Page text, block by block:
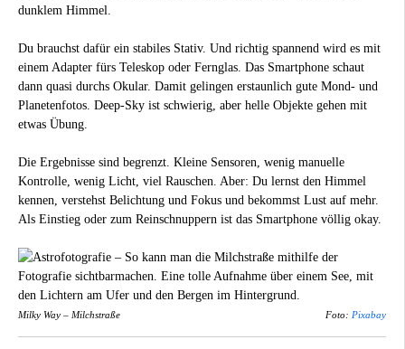
dunklem Himmel.
Du brauchst dafür ein stabiles Stativ. Und richtig spannend wird es mit
einem Adapter fürs Teleskop oder Fernglas. Das Smartphone schaut
dann quasi durchs Okular. Damit gelingen erstaunlich gute Mond- und
Planetenfotos. Deep-Sky ist schwierig, aber helle Objekte gehen mit
etwas Übung.
Die Ergebnisse sind begrenzt. Kleine Sensoren, wenig manuelle
Kontrolle, wenig Licht, viel Rauschen. Aber: Du lernst den Himmel
kennen, verstehst Belichtung und Fokus und bekommst Lust auf mehr.
Als Einstieg oder zum Reinschnuppern ist das Smartphone völlig okay.
Milky Way – Milchstraße Foto: Pixabay